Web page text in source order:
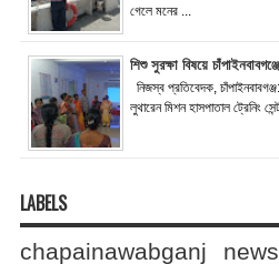
গেলে মনের ...
শিশু সুরক্ষা বিষয়ে
নিজস্ব প্রতিবেদক,
লুথারেন মিশন হাসপাতাল ট্রেনিং
LABELS
chapainawabganj news